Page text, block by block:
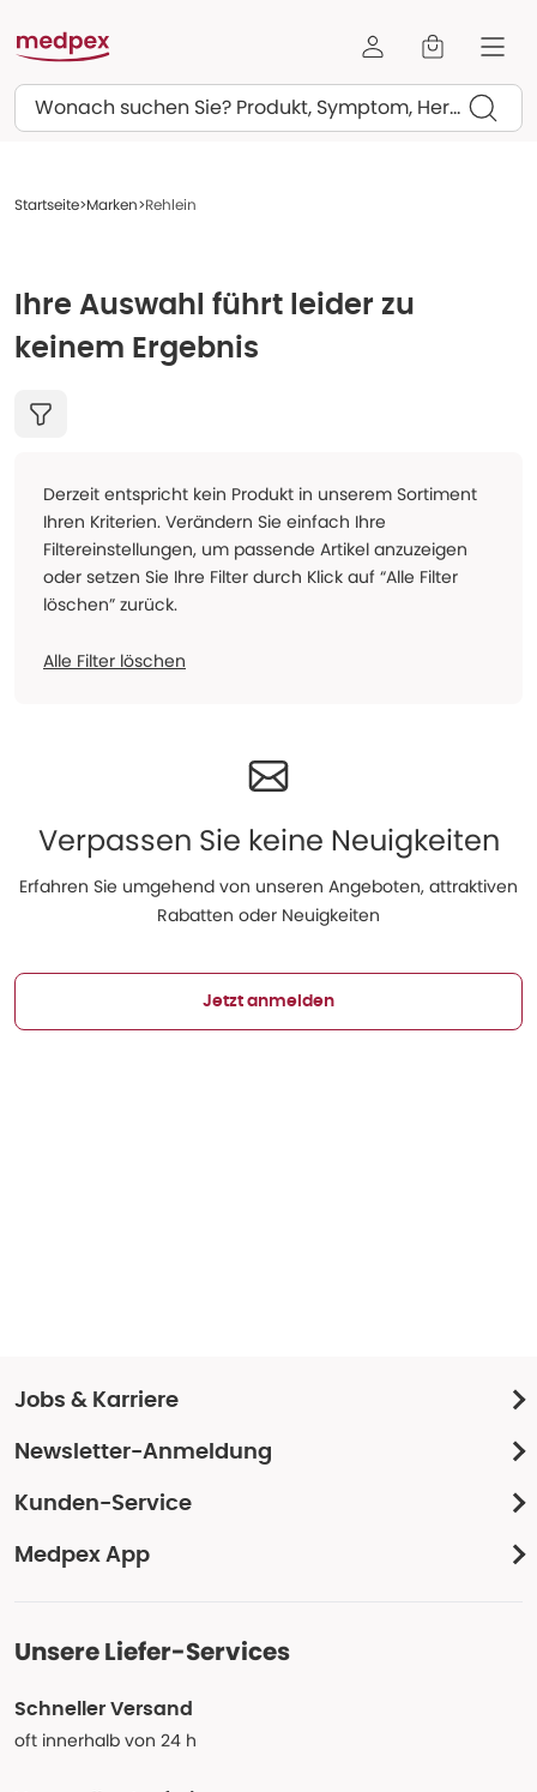
Suchen
Startseite Marken Rehlein
Ihre Auswahl führt leider zu
keinem Ergebnis
Derzeit entspricht kein Produkt in unserem Sortiment
Ihren Kriterien. Verändern Sie einfach Ihre
Filtereinstellungen, um passende Artikel anzuzeigen
oder setzen Sie Ihre Filter durch Klick auf “Alle Filter
löschen” zurück.
Alle Filter löschen
Verpassen Sie keine Neuigkeiten
Erfahren Sie umgehend von unseren Angeboten, attraktiven
Rabatten oder Neuigkeiten
Jetzt anmelden
Jobs & Karriere
Newsletter-Anmeldung
Kunden-Service
Medpex App
Unsere Liefer-Services
Schneller Versand
oft innerhalb von 24 h